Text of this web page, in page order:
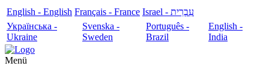
English - English Français - France
עִבְרִית - Israel
Українська -
Ukraine
Svenska -
Sweden
Português -
Brazil
English -
India
Menü